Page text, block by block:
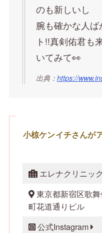
のも新しいし
腕も確かな人
ト!!真剣佑君も
いてみて👀
出典： https://
小椋ケンイチさんが
エレナクリニック
東京都新宿区歌
町花道通りビル
公式Instagram